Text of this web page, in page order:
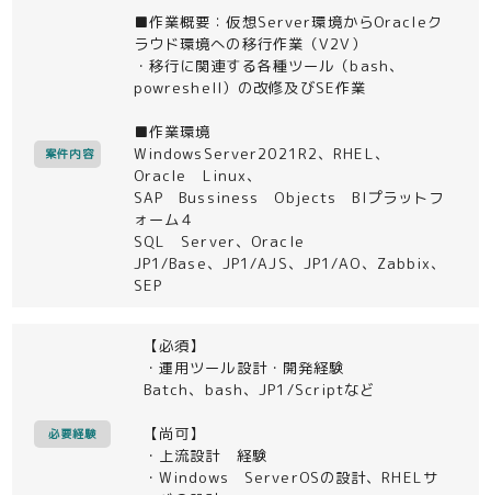
案件内容
■作業概要：仮想Server環境からOracleク
ラウド環境への移行作業（V2V）
・移行に関連する各種ツール（bash、
powreshell）の改修及びSE作業
■作業環境
WindowsServer2021R2、RHEL、
Oracle Linux、
SAP Bussiness Objects BIプラットフ
ォーム４
SQL Server、Oracle
JP1/Base、JP1/AJS、JP1/AO、Zabbix、
SEP
必要経験
【必須】
・運用ツール設計・開発経験
Batch、bash、JP1/Scriptなど
【尚可】
・上流設計 経験
・Windows ServerOSの設計、RHELサ